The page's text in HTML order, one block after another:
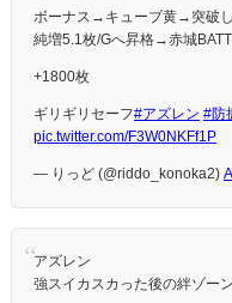
ボーナス→キューブ黄→突破
純増5.1枚/Gへ昇格→赤城
+1800枚
ギリギリセーフ#アズレン #防
pic.twitter.com/F3W0NKFf1P
— りっど (@riddo_konoka2)
アズレン
強スイカスカった後の絆ゾー